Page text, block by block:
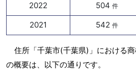
2022 504 件
2021 542 件
住所「千葉市(千葉県)」における
の概要は、以下の通りです。